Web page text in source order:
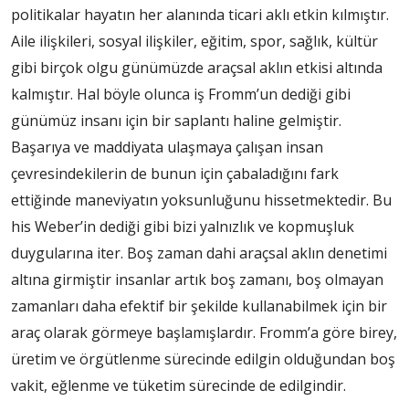
politikalar hayatın her alanında ticari aklı etkin kılmıştır.
Aile ilişkileri, sosyal ilişkiler, eğitim, spor, sağlık, kültür
gibi birçok olgu günümüzde araçsal aklın etkisi altında
kalmıştır. Hal böyle olunca iş Fromm’un dediği gibi
günümüz insanı için bir saplantı haline gelmiştir.
Başarıya ve maddiyata ulaşmaya çalışan insan
çevresindekilerin de bunun için çabaladığını fark
ettiğinde maneviyatın yoksunluğunu hissetmektedir. Bu
his Weber’in dediği gibi bizi yalnızlık ve kopmuşluk
duygularına iter. Boş zaman dahi araçsal aklın denetimi
altına girmiştir insanlar artık boş zamanı, boş olmayan
zamanları daha efektif bir şekilde kullanabilmek için bir
araç olarak görmeye başlamışlardır. Fromm’a göre birey,
üretim ve örgütlenme sürecinde edilgin olduğundan boş
vakit, eğlenme ve tüketim sürecinde de edilgindir.